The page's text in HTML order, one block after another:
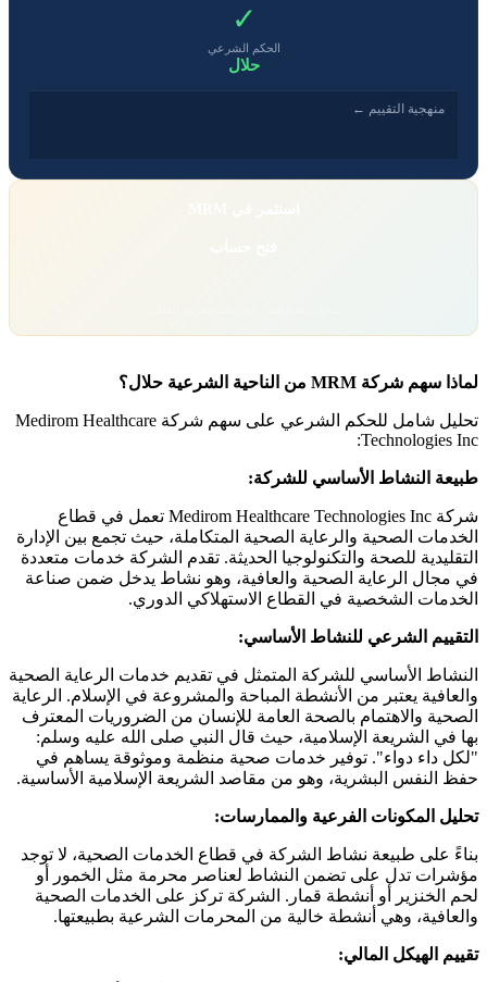
✓
الحكم الشرعي
حلال
منهجية التقييم ←
لماذا سهم شركة MRM من الناحية الشرعية حلال؟
تحليل شامل للحكم الشرعي على سهم شركة Medirom Healthcare
Technologies Inc:
طبيعة النشاط الأساسي للشركة:
شركة Medirom Healthcare Technologies Inc تعمل في قطاع
الخدمات الصحية والرعاية الصحية المتكاملة، حيث تجمع بين الإدارة
التقليدية للصحة والتكنولوجيا الحديثة. تقدم الشركة خدمات متعددة
في مجال الرعاية الصحية والعافية، وهو نشاط يدخل ضمن صناعة
الخدمات الشخصية في القطاع الاستهلاكي الدوري.
التقييم الشرعي للنشاط الأساسي:
النشاط الأساسي للشركة المتمثل في تقديم خدمات الرعاية الصحية
والعافية يعتبر من الأنشطة المباحة والمشروعة في الإسلام. الرعاية
الصحية والاهتمام بالصحة العامة للإنسان من الضروريات المعترف
بها في الشريعة الإسلامية، حيث قال النبي صلى الله عليه وسلم:
"لكل داء دواء". توفير خدمات صحية منظمة وموثوقة يساهم في
حفظ النفس البشرية، وهو من مقاصد الشريعة الإسلامية الأساسية.
تحليل المكونات الفرعية والممارسات:
بناءً على طبيعة نشاط الشركة في قطاع الخدمات الصحية، لا توجد
مؤشرات تدل على تضمن النشاط لعناصر محرمة مثل الخمور أو
لحم الخنزير أو أنشطة قمار. الشركة تركز على الخدمات الصحية
والعافية، وهي أنشطة خالية من المحرمات الشرعية بطبيعتها.
تقييم الهيكل المالي: